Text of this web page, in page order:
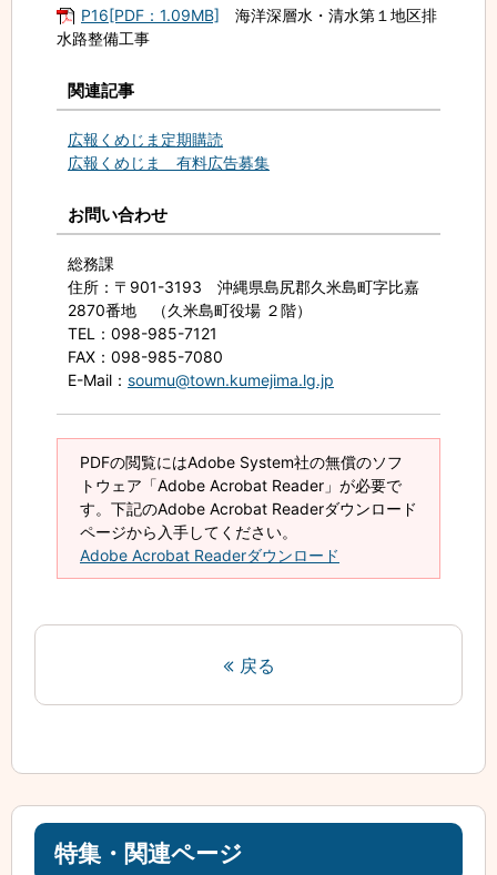
P16[PDF：1.09MB] 海洋深層水・清水第１地区排
水路整備工事
関連記事
広報くめじま定期購読
広報くめじま 有料広告募集
お問い合わせ
総務課
住所 ：〒901-3193 沖縄県島尻郡久米島町字比嘉
2870番地 （久米島町役場 ２階）
TEL
：098-985-7121
FAX ：098-985-7080
E-Mail ： soumu@town.kumejima.lg.jp
PDFの閲覧にはAdobe System社の無償のソフ
トウェア「Adobe Acrobat Reader」が必要で
す。下記のAdobe Acrobat Readerダウンロード
ページから入手してください。
Adobe Acrobat Readerダウンロード
戻る
特集・関連ページ